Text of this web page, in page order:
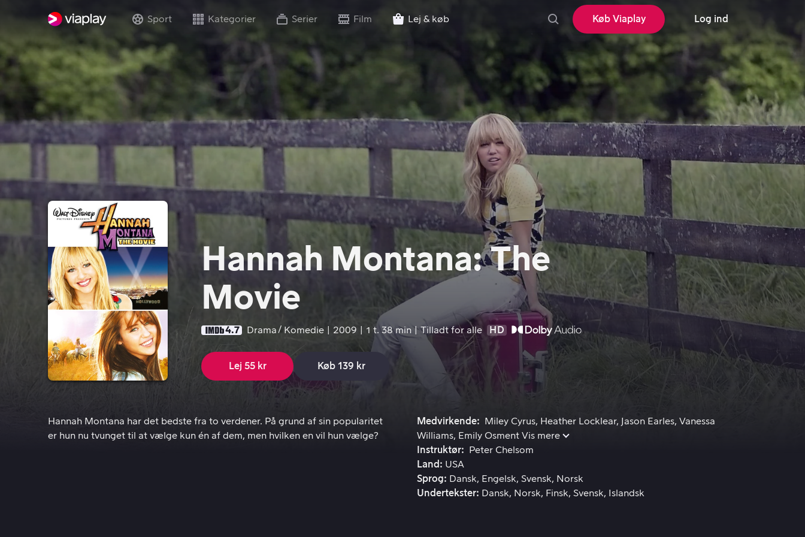
Sport Kategorier Serier Film Lej & køb Køb Viaplay Log ind
Hannah Montana: The
Movie
4.7 Drama Komedie 2009 1 t. 38 min Tilladt for alle HD
Lej 55 kr Køb 139 kr
Hannah Montana har det bedste fra to verdener. På grund af sin popularitet er hun nu tvunget til at vælge kun én af dem, men hvilken en vil hun vælge?
Hannah Montana har det bedste fra to verdener. På grund af sin popularitet
er hun nu tvunget til at vælge kun én af dem, men hvilken en vil hun vælge?
Medvirkende Miley Cyrus Heather Locklear Jason Earles Vanessa
Williams
Emily Osment Vis mere
Instruktør
Peter Chelsom
Land
USA
Sprog
Dansk Engelsk Svensk
Norsk
Undertekster
Dansk Norsk Finsk Svensk Islandsk